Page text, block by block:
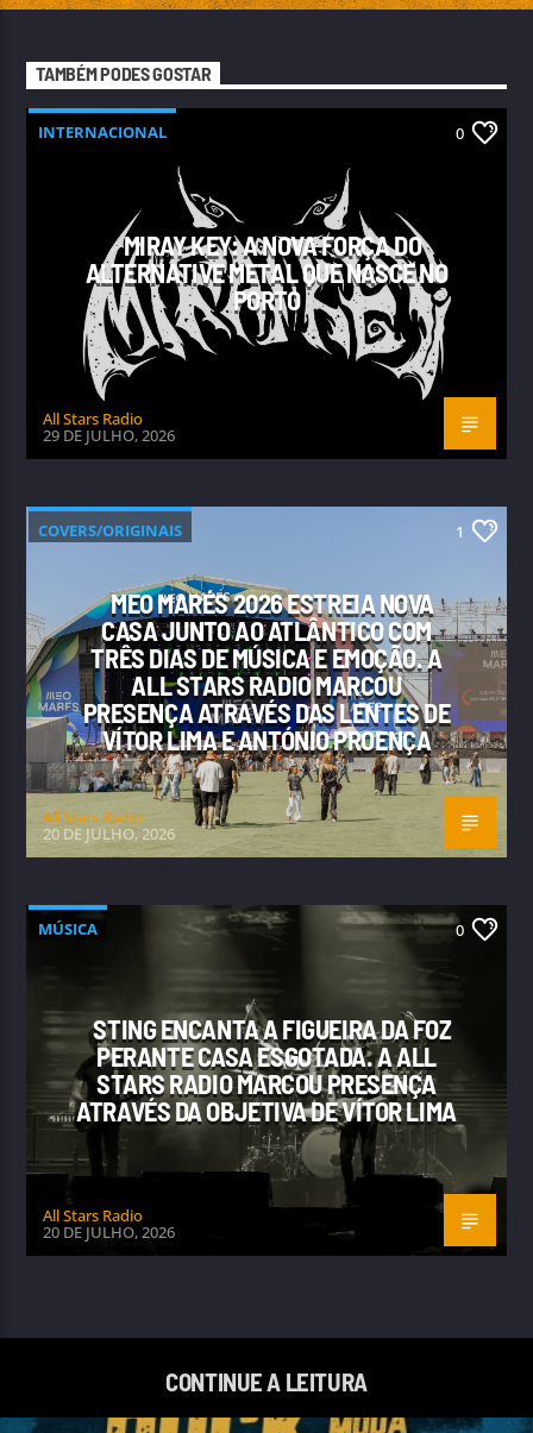
TAMBÉM PODES GOSTAR
INTERNACIONAL 0
MIRAY KEY: A NOVA FORÇA DO
ALTERNATIVE METAL QUE NASCE NO
PORTO
All Stars Radio
29 DE JULHO, 2026
COVERS/ORIGINAIS 1
MEO MARÉS 2026 ESTREIA NOVA
CASA JUNTO AO ATLÂNTICO COM
TRÊS DIAS DE MÚSICA E EMOÇÃO. A
ALL STARS RADIO MARCOU
PRESENÇA ATRAVÉS DAS LENTES DE
VÍTOR LIMA E ANTÓNIO PROENÇA
All Stars Radio
20 DE JULHO, 2026
MÚSICA 0
STING ENCANTA A FIGUEIRA DA FOZ
PERANTE CASA ESGOTADA. A ALL
STARS RADIO MARCOU PRESENÇA
ATRAVÉS DA OBJETIVA DE VÍTOR LIMA
All Stars Radio
20 DE JULHO, 2026
CONTINUE A LEITURA